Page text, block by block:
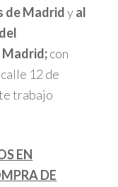
de Madridyal
Madrid;con
12 de
trabajo
EN
DE